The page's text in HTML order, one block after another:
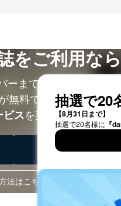
者の責任のもと、個人情報を
送のため
のため
よる商品、サービス、キャン
きない形で取得した閲覧履歴
をご利用なら
ーまで7000冊以上の雑誌
無料で読み放題！
ビスを楽しもう！
DOWNLOAD
法はこちら